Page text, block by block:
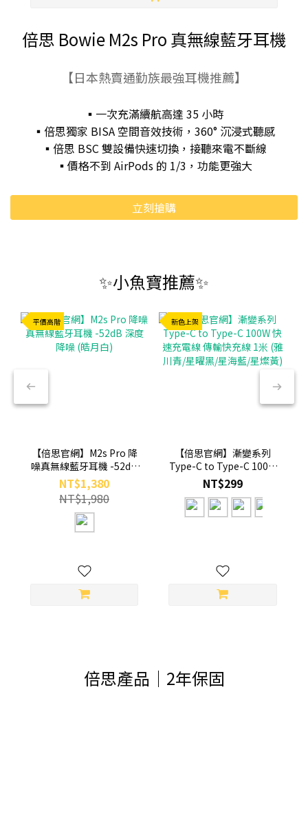
倍思 Bowie M2s Pro 真無線藍牙耳機
【日本熱賣通勤族最強耳機推薦】
▪︎一次充滿續航高達 35 小時
▪︎倍思獨家 BISA 空間音效技術，360° 沉浸式聽感
▪︎倍思 BSC 雙設備快速切換，接聽來電不斷線
▪︎價格不到 AirPods 的 1/3，功能更強大
立刻搶購
✨小魚寶推薦✨
平價高階
【倍思官網】M2s Pro 降
噪真無線藍牙耳機 -52dB
深度降噪 (皓月白)
NT$1,380
NT$1,980
新色上架
【倍思官網】漸變系列
Type-C to Type-C 100W
快速充電線 傳輸快充線 1
米 (雅川青/星曜黑/星海藍/
星燦黃)
NT$299
倍思產品｜2年保固